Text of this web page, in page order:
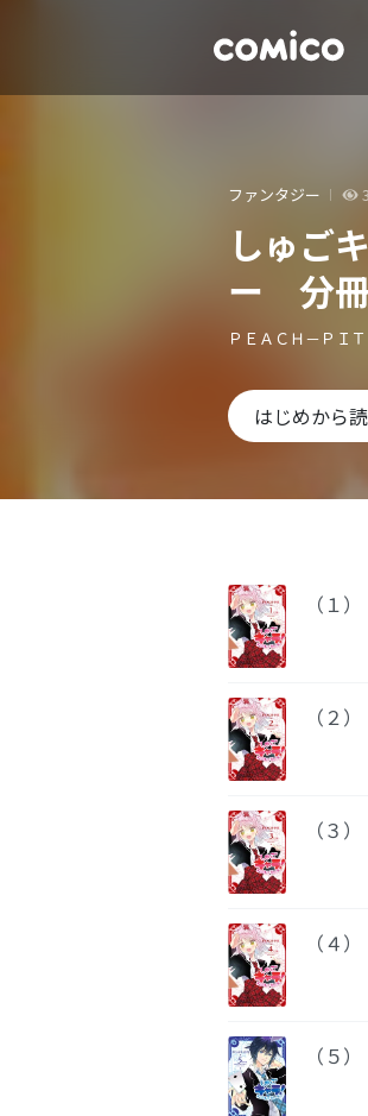
ファンタジー
しゅご
ー 分
ＰＥＡＣＨ－ＰＩＴ
はじめから
（１）
（２）
（３）
（４）
（５）